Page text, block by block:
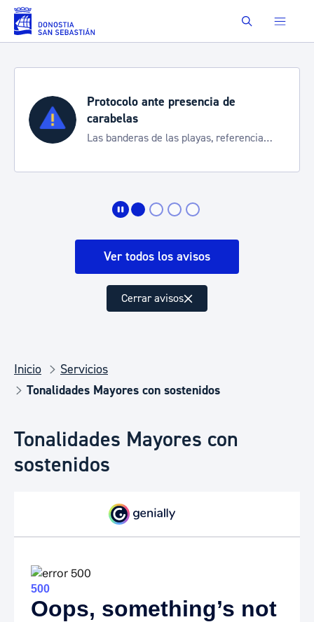
Saltar al contenido principal Buscar
Protocolo ante presencia de
carabelas
Las banderas de las playas, referencia
Ver todos los avisos
Cerrar avisos
Inicio
Servicios
Tonalidades Mayores con sostenidos
Tonalidades Mayores con
sostenidos